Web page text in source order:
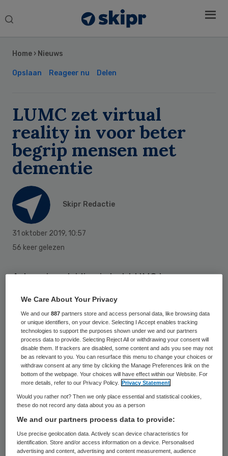
Search
Home › Nieuws
Opslaan Reageer nu Delen
LUMC zet virtual
reality in voor beter
begrip mensen met
dementie
Skipr Redactie
31 oktober 2019, 10:57
56 keer gelezen
Artsen in opleiding in het LUMC kunnen
ze om gedrag van personen met dementie
goed te analyseren.
De aiossen gaan met behulp van VR aan de
slag met een rollenspel waarin ouderen met
dementie verschillende gedragingen
vertonen. Het gaat daarbij om twee 360-
graden video’s. Bij het eerste fragment
krijgen de aiossen de opdracht om een
Sidebar
We Care About Your Privacy
We and our887 partners store and access personal data, like browsing data
or unique identifiers, on your device. Selecting I Accept enables tracking
technologies to support the purposes shown under we and our partners
process data to provide. Selecting Reject All or withdrawing your consent will
disable them. If trackers are disabled, some content and ads you see may not
be as relevant to you. You can resurface this menu to change your choices or
withdraw consent at any time by clicking the Manage Preferences link on the
bottom of the webpage. Your choices will have effect within our Website. For
more details, refer to our Privacy Policy.
Privacy Statement
Would you rather not? Then we only place essential and statistical cookies,
these do not record any data about you as a person
We and our partners process data to provide:
Use precise geolocation data. Actively scan device characteristics for
identification. Store and/or access information on a device. Personalised
advertising and content, advertising and content measurement, audience